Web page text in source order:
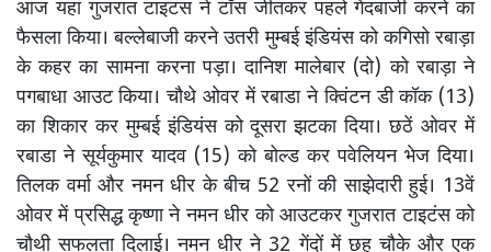
आज यहां गुजरात टाइटंस ने टॉस जीतकर पहले गेंदबाजी करने का
फैसला किया। बल्लेबाजी करने उतरी मुम्बई इंडियंस को कगिसो रबाड़ा
के कहर का सामना करना पड़ा। दानिश मालेबार (दो) को रबाड़ा ने
पगबाधा आउट किया। चौथे ओवर में रबाडा ने क्विंटन डी कॉक (13)
का शिकार कर मुम्बई इंडियंस को दूसरा झटका दिया। छठें ओवर में
रबाडा ने सूर्यकुमार यादव (15) को बोल्ड कर पवेलियन भेज दिया।
तिलक वर्मा और नमन धीर के बीच 52 रनों की साझेदारी हुई। 13वें
ओवर में प्रसिद्ध कृष्णा ने नमन धीर को आउटकर गुजरात टाइटंस को
चौथी सफलता दिलाई। नमन धीर ने 32 गेंदों में छह चौके और एक